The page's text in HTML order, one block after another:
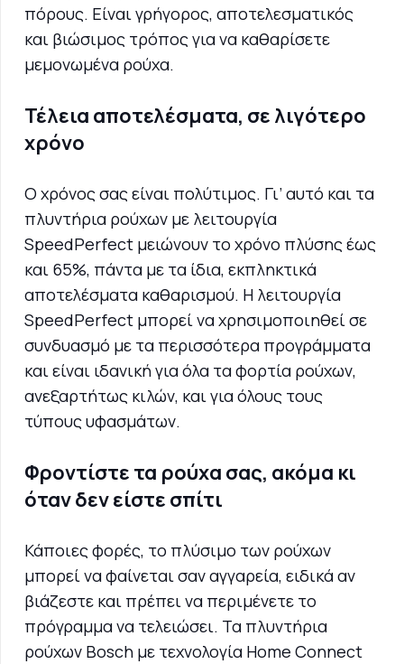
πόρους. Είναι γρήγορος, αποτελεσματικός
και βιώσιμος τρόπος για να καθαρίσετε
μεμονωμένα ρούχα.
Τέλεια αποτελέσματα, σε λιγότερο
χρόνο
Ο χρόνος σας είναι πολύτιμος. Γι’ αυτό και τα
πλυντήρια ρούχων με λειτουργία
SpeedPerfect μειώνουν το χρόνο πλύσης έως
και 65%, πάντα με τα ίδια, εκπληκτικά
αποτελέσματα καθαρισμού. Η λειτουργία
SpeedPerfect μπορεί να χρησιμοποιηθεί σε
συνδυασμό με τα περισσότερα προγράμματα
και είναι ιδανική για όλα τα φορτία ρούχων,
ανεξαρτήτως κιλών, και για όλους τους
τύπους υφασμάτων.
Φροντίστε τα ρούχα σας, ακόμα κι
όταν δεν είστε σπίτι
Κάποιες φορές, το πλύσιμο των ρούχων
μπορεί να φαίνεται σαν αγγαρεία, ειδικά αν
βιάζεστε και πρέπει να περιμένετε το
πρόγραμμα να τελειώσει. Τα πλυντήρια
ρούχων Bosch με τεχνολογία Home Connect